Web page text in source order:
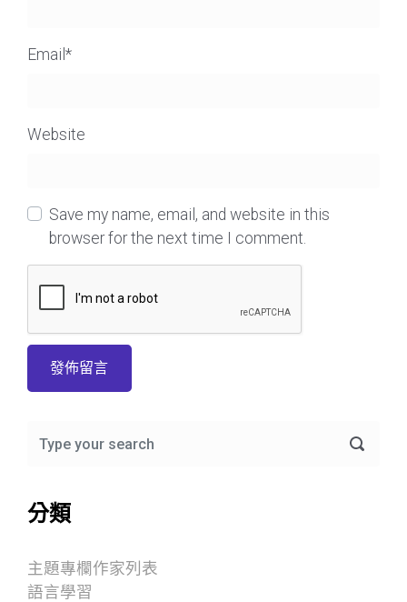
Email *
Website
Save my name, email, and website in this
browser for the next time I comment.
分類
主題專欄作家列表
語言學習